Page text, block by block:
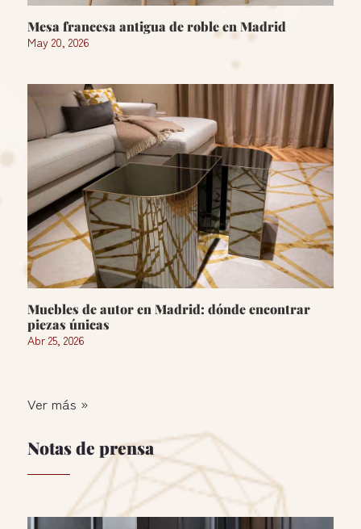
Mesa francesa antigua de roble en Madrid
May 20, 2026
Muebles de autor en Madrid: dónde encontrar
piezas únicas
Abr 25, 2026
Ver más »
Notas de prensa